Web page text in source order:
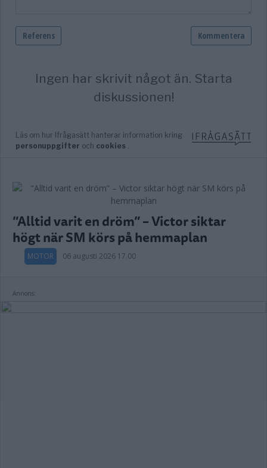
”Alltid varit en dröm” – Victor siktar
högt när SM körs på hemmaplan
MOTOR 06 augusti 2026 17.00
Annons: